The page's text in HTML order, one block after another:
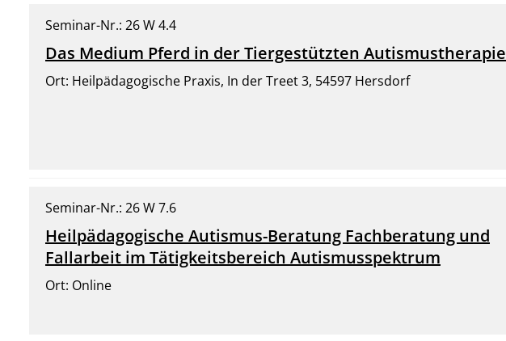
Seminar-Nr.: 26 W 4.4
Das Medium Pferd in der Tiergestützten Autismustherapie
Ort: Heilpädagogische Praxis, In der Treet 3, 54597 Hersdorf
Seminar-Nr.: 26 W 7.6
Heilpädagogische Autismus-Beratung Fachberatung und
Fallarbeit im Tätigkeitsbereich Autismusspektrum
Ort: Online